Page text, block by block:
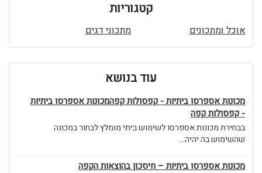
קטגוריות
אוכל ומתכונים מתכוני דגים
עוד בנושא
מכונות אספרסו ביתיות - קפסולות קפהמכונות אספרסו ביתיות
- קפסולות קפה
בבחירת מכונות אספרסו לשימוש ביתי מומלץ לבחור במכונה
שהשימוש בה יהיה...
מכונות אספרסו ביתיות – חיסכון בהוצאות הקפה